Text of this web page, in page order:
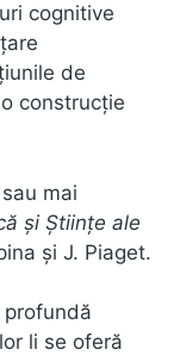
cognitive
de
construcție
mai
și Științe ale
și J. Piaget.
li se oferă